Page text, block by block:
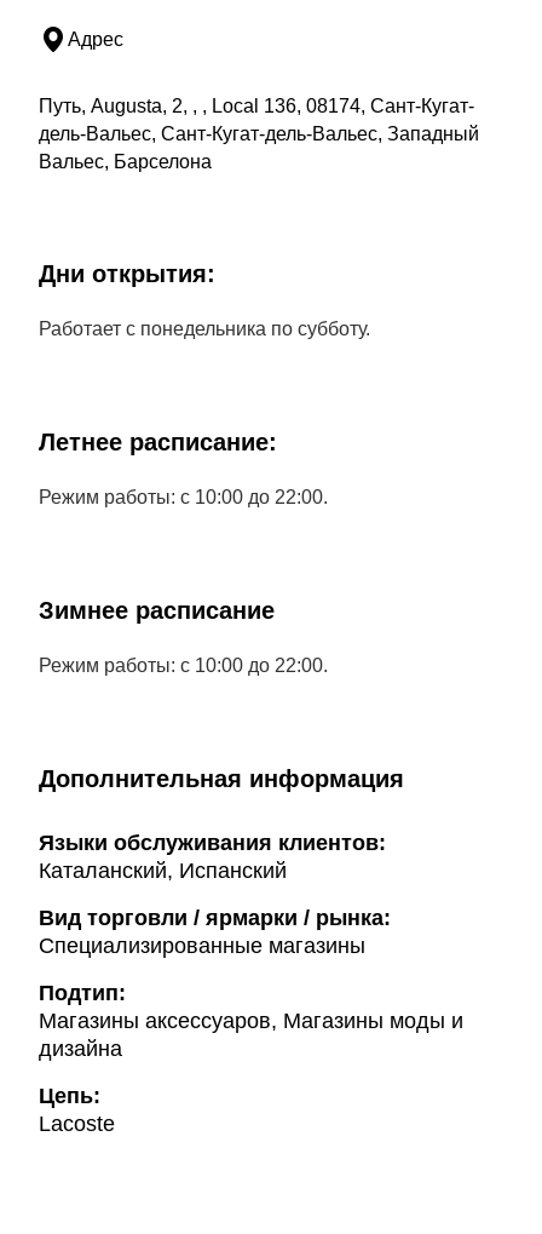
Адрес
Путь, Augusta, 2, , , Local 136, 08174, Сант-Кугат-
дель-Вальес, Сант-Кугат-дель-Вальес, Западный
Вальес, Барселона
Дни открытия:
Работает с понедельника по субботу.
Летнее расписание:
Режим работы: с 10:00 до 22:00.
Зимнее расписание
Режим работы: с 10:00 до 22:00.
Дополнительная информация
Языки обслуживания клиентов:
Каталанский, Испанский
Вид торговли / ярмарки / рынка:
Специализированные магазины
Подтип:
Магазины аксессуаров, Магазины моды и
дизайна
Цепь:
Lacoste